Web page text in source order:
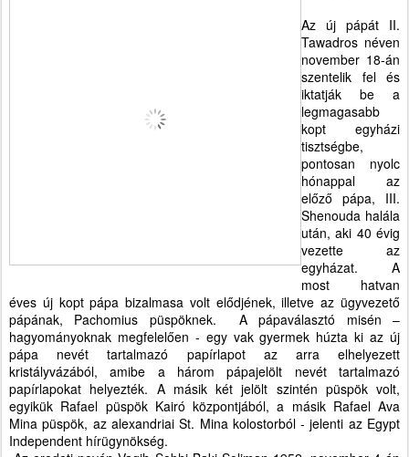
Az új pápát II.
Tawadros néven
november 18-án
szentelik fel és
iktatják be a
legmagasabb
kopt egyházi
tisztségbe,
pontosan nyolc
hónappal az
előző pápa, III.
Shenouda halála
után, aki 40 évig
vezette az
egyházat. A
most hatvan
éves új kopt pápa bizalmasa volt elődjének, illetve az ügyvezető
pápának, Pachomius püspöknek.
A pápaválasztó misén –
hagyományoknak megfelelően - egy vak gyermek húzta ki az új
pápa nevét tartalmazó papírlapot az arra elhelyezett
kristályvázából, amibe a három pápajelölt nevét tartalmazó
papírlapokat helyezték. A másik két jelölt szintén püspök volt,
egyikük Rafael püspök Kairó központjából, a másik Rafael Ava
Mina püspök, az alexandriai St. Mina kolostorból - jelenti az Egypt
Independent hírügynökség.